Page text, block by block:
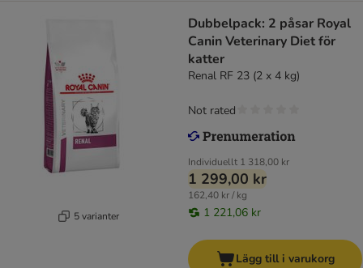
5 varianter
Dubbelpack: 2 påsar Royal
Canin Veterinary Diet för
katter
Renal RF 23 (2 x 4 kg)
Individuellt 1 318,00 kr
1 299,00 kr
162,40 kr / kg
1 221,06 kr
Not rated
Lägg till i varukorg